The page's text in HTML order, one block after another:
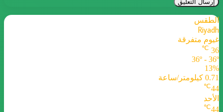
الطقس
Riyadh
غيوم متفرقة
36
℃
36º - 36º
13%
0.71 كيلومتر/ساعة
44
℃
الأحد
44
℃